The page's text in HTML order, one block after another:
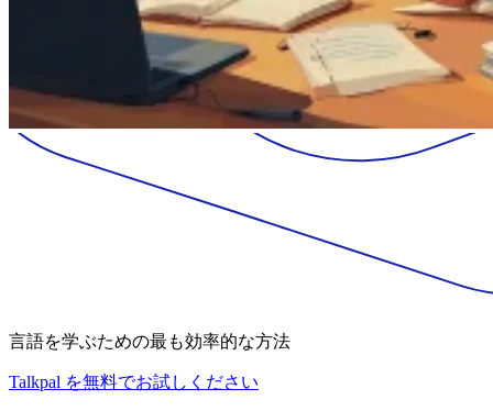
言語を学ぶための最も効率的な方法
Talkpal を無料でお試しください